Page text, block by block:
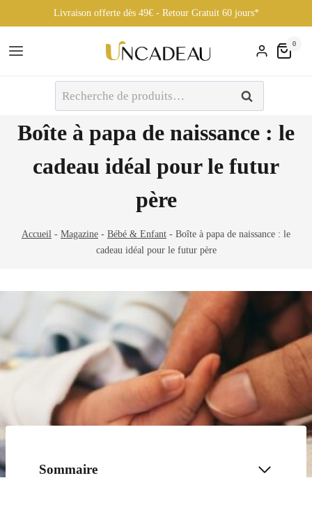
Livraison offerte dès 49€ - Retour Gratuit 60 jours*
au
0
Recherche
pour :
Recherche
Boîte à papa de naissance : le
cadeau idéal pour le futur
père
Accueil - Magazine - Bébé & Enfant - Boîte à papa de naissance : le
cadeau idéal pour le futur père
Sommaire